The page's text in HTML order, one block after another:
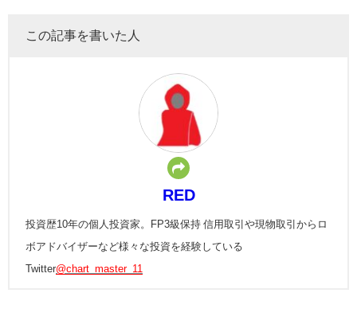
この記事を書いた人
RED
投資歴10年の個人投資家。FP3級保持 信用取引や現物取引からロ
ボアドバイザーなど様々な投資を経験している
Twitter@chart_master_11